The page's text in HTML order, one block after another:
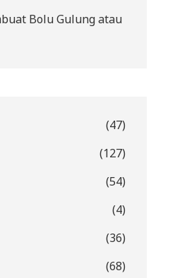
Bolu Gulung atau
(47)
(127)
(54)
(4)
(36)
(68)